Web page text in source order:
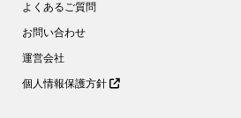
よくあるご質問
お問い合わせ
運営会社
個人情報保護方針